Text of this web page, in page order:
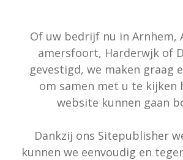
Of uw bedrijf nu in Arnhem,
amersfoort, Harderwjk of
gevestigd, we maken graag
om samen met u te kijken
website kunnen gaan
Dankzij ons Sitepublisher
kunnen we eenvoudig en